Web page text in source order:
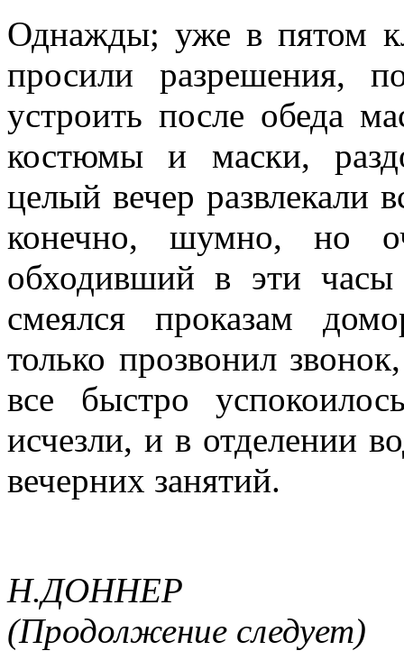
Однажды; уже в пятом
просили разрешения,
устроить после обеда
костюмы и маски,
целый вечер развлекали
конечно, шумно, но
обходивший в эти
смеялся проказам
только прозвонил
все быстро
исчезли, и в отделении
вечерних занятий.
Н.ДОННЕР
(Продолжение следует)